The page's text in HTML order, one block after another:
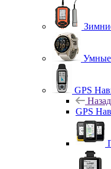
GPS
Назад
GPS